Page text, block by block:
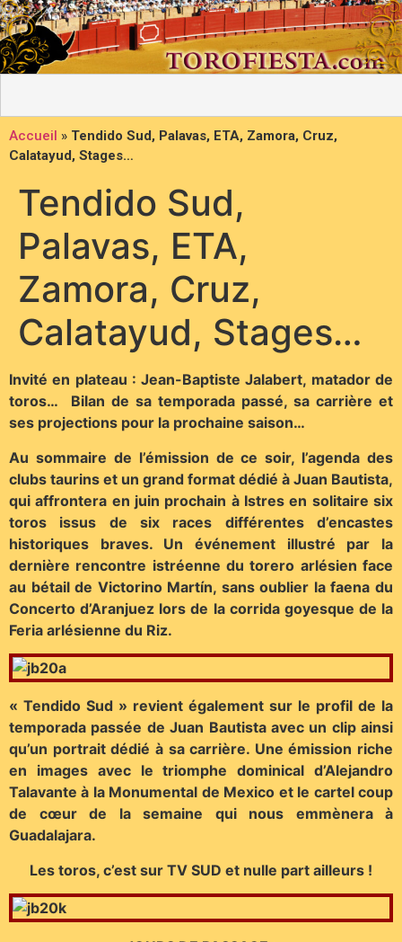
Accueil » Tendido Sud, Palavas, ETA, Zamora, Cruz,
Calatayud, Stages…
Tendido Sud,
Palavas, ETA,
Zamora, Cruz,
Calatayud, Stages…
Invité en plateau : Jean-Baptiste Jalabert, matador de
toros… Bilan de sa temporada passé, sa carrière et
ses projections pour la prochaine saison…
Au sommaire de l’émission de ce soir, l’agenda des
clubs taurins et un grand format dédié à Juan Bautista,
qui affrontera en juin prochain à Istres en solitaire six
toros issus de six races différentes d’encastes
historiques braves. Un événement illustré par la
dernière rencontre istréenne du torero arlésien face
au bétail de Victorino Martín, sans oublier la faena du
Concerto d’Aranjuez lors de la corrida goyesque de la
Feria arlésienne du Riz.
« Tendido Sud » revient également sur le profil de la
temporada passée de Juan Bautista avec un clip ainsi
qu’un portrait dédié à sa carrière. Une émission riche
en images avec le triomphe dominical d’Alejandro
Talavante à la Monumental de Mexico et le cartel coup
de cœur de la semaine qui nous emmènera à
Guadalajara.
Les toros, c’est sur TV SUD et nulle part ailleurs !